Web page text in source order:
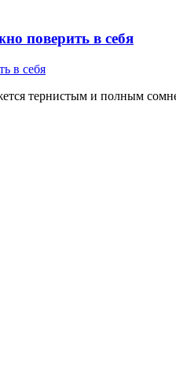
поверить в себя
тернистым и полным